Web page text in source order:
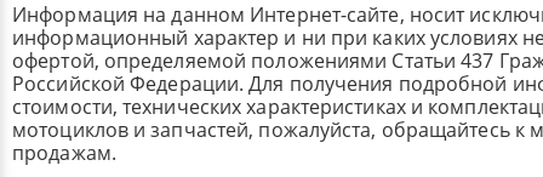
Информация на данном Интернет-сайте, носит
информационный характер и ни при каких условиях
офертой, определяемой положениями Статьи 437
Российской Федерации. Для получения подробной
стоимости, технических характеристиках и
мотоциклов и запчастей, пожалуйста, обращайтесь к
продажам.